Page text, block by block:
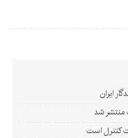
ایران
منتشر شد
کنترل است